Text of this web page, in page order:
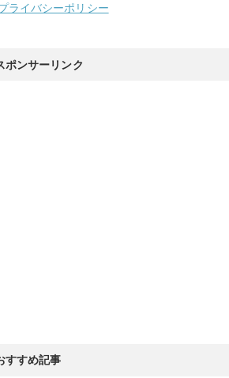
ライバシーポリシー
ポンサーリンク
すすめ記事